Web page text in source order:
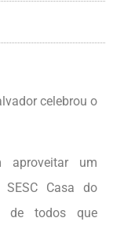
celebrou o
aproveitar um
Casa do
de todos que